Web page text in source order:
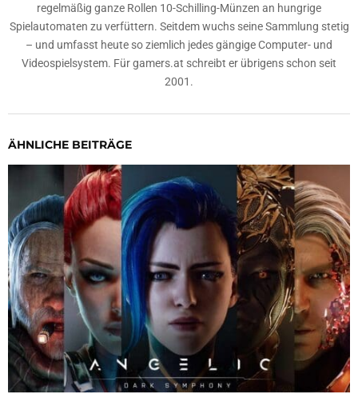
regelmäßig ganze Rollen 10-Schilling-Münzen an hungrige
Spielautomaten zu verfüttern. Seitdem wuchs seine Sammlung stetig
– und umfasst heute so ziemlich jedes gängige Computer- und
Videospielsystem. Für gamers.at schreibt er übrigens schon seit
2001.
ÄHNLICHE BEITRÄGE